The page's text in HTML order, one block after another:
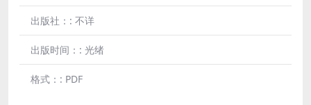
出版社：: 不详
出版时间：: 光绪
格式：: PDF